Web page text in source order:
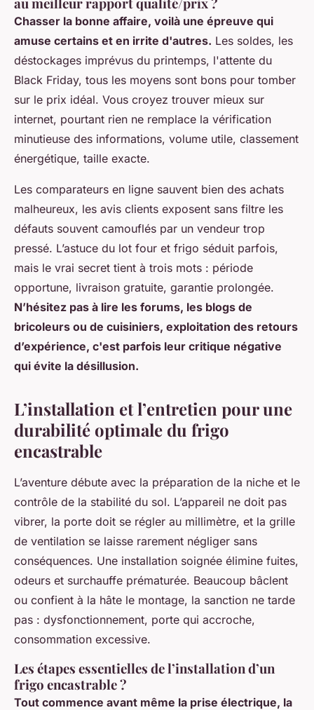
Chasser la bonne affaire, voilà une épreuve qui
amuse certains et en irrite d'autres. Les soldes, les
déstockages imprévus du printemps, l'attente du
Black Friday, tous les moyens sont bons pour tomber
sur le prix idéal. Vous croyez trouver mieux sur
internet, pourtant rien ne remplace la vérification
minutieuse des informations, volume utile, classement
énergétique, taille exacte.
Les comparateurs en ligne sauvent bien des achats
malheureux, les avis clients exposent sans filtre les
défauts souvent camouflés par un vendeur trop
pressé. L’astuce du lot four et frigo séduit parfois,
mais le vrai secret tient à trois mots : période
opportune, livraison gratuite, garantie prolongée.
N’hésitez pas à lire les forums, les blogs de
bricoleurs ou de cuisiniers, exploitation des retours
d’expérience, c'est parfois leur critique négative
qui évite la désillusion.
L’installation et l’entretien pour une
durabilité optimale du frigo
encastrable
L’aventure débute avec la préparation de la niche et le
contrôle de la stabilité du sol. L’appareil ne doit pas
vibrer, la porte doit se régler au millimètre, et la grille
de ventilation se laisse rarement négliger sans
conséquences. Une installation soignée élimine fuites,
odeurs et surchauffe prématurée. Beaucoup bâclent
ou confient à la hâte le montage, la sanction ne tarde
pas : dysfonctionnement, porte qui accroche,
consommation excessive.
Les étapes essentielles de l’installation d’un
frigo encastrable ?
Tout commence avant même la prise électrique, la